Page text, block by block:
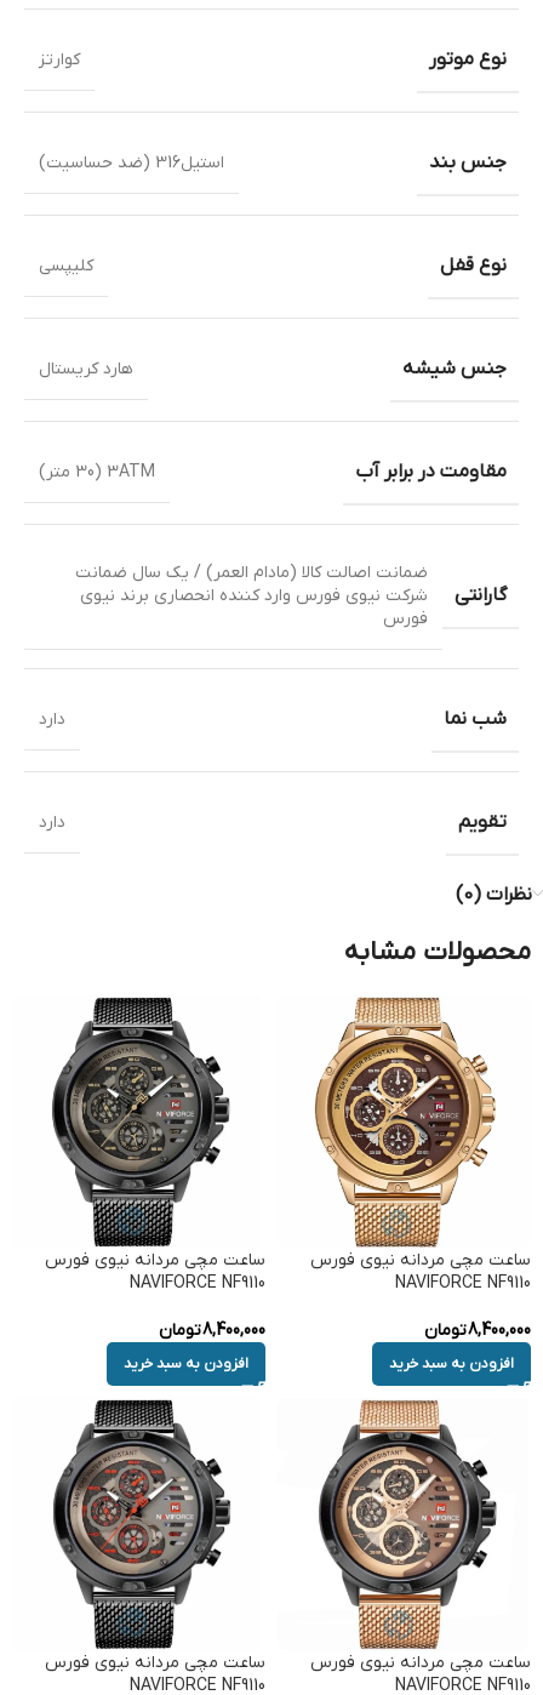
نوع موتور کوارتز
جنس بند استیل316 (ضد حساسیت)
نوع قفل کلیپسی
جنس شیشه هارد کریستال
مقاومت در برابر آب 3ATM (30 متر)
گارانتی
ضمانت اصالت کالا (مادام العمر) / یک سال ضمانت
شرکت نیوی فورس وارد کننده انحصاری برند نیوی
فورس
شب نما دارد
تقویم دارد
نظرات (0)
محصولات مشابه
ساعت مچی مردانه نیوی فورس
NAVIFORCE NF9110
8,400,000تومان
افزودن به سبد خرید
ساعت مچی مردانه نیوی فورس
NAVIFORCE NF9110
8,400,000تومان
افزودن به سبد خرید
ساعت مچی مردانه نیوی فورس
NAVIFORCE NF9110
ساعت مچی مردانه نیوی فورس
NAVIFORCE NF9110